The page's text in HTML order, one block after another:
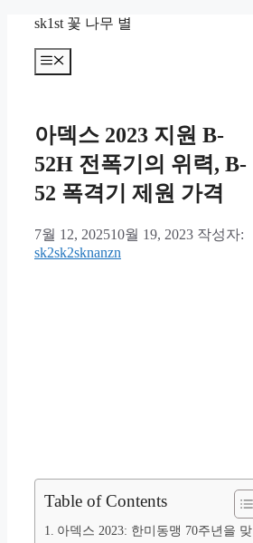
sk1st 꽃 나무 별
메
뉴
아덱스 2023 지원 B-
52H 전폭기의 위력, B-
52 폭격기 제원 가격
7월 12, 202510월 19, 2023 작성자:
sk2sk2sknanzn
Table of Contents
아덱스 2023: 한미동맹 70주년을 맞